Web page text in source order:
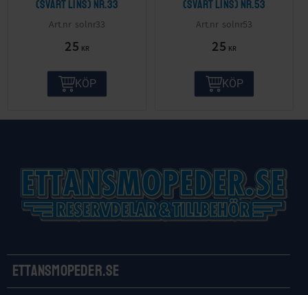
(svart lins) nr.33
solnr33
25 KR
KÖP
(svart lins) nr.53
solnr53
25 KR
KÖP
Ettansmopeder.se